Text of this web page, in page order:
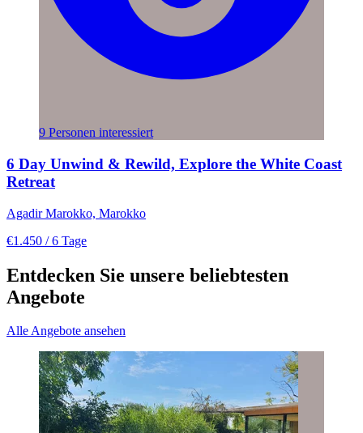
9 Personen interessiert
6 Day Unwind & Rewild, Explore the White Coast
Retreat
Agadir Marokko, Marokko
€1.450 / 6 Tage
Entdecken Sie unsere beliebtesten
Angebote
Alle Angebote ansehen